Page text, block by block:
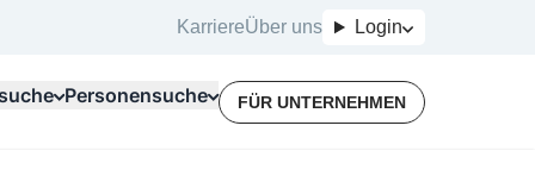
KarriereÜber uns Login
Personensuche FÜR UNTERNEHMEN